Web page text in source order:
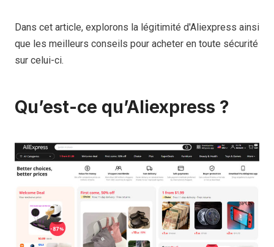
Dans cet article, explorons la légitimité d'Aliexpress ainsi
que les meilleurs conseils pour acheter en toute sécurité
sur celui-ci.
Qu’est-ce qu’Aliexpress ?